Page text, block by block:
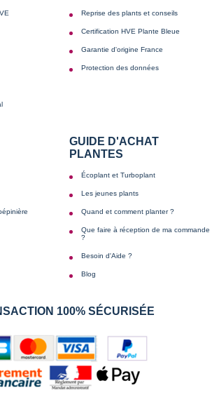
Reprise des plants et conseils
Certification HVE Plante Bleue
Garantie d'origine France
Protection des données
GUIDE D'ACHAT
PLANTES
Écoplant et Turboplant
Les jeunes plants
Quand et comment planter ?
Que faire à réception de ma commande
?
Besoin d'Aide ?
Blog
100% SÉCURISÉE